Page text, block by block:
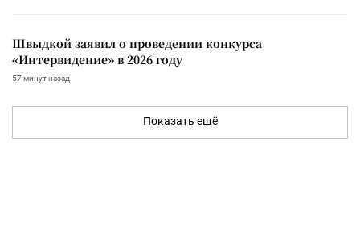
Швыдкой заявил о проведении конкурса
«Интервидение» в 2026 году
57 минут назад
Показать ещё